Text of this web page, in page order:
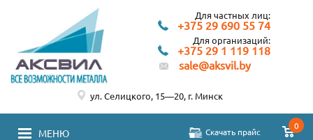
Для частных лиц:
+375 29 690 55 74
Для организаций:
+375 29 1 119 118
sale@aksvil.by
МЕНЮ Скачать прайс
0
ул. Селицкого, 15—20, г. Минск